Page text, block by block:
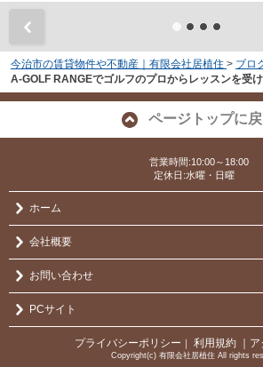
今治市の賃貸物件や不動産｜有限会社居植住 > ブロ
A-GOLF RANGEでゴルフのプロからレッスンを受
ページトップに
営業時間:10:00～18:00
定休日:水曜・日曜
ホーム
会社概要
お問い合わせ
PCサイト
プライバシーポリシー ｜ 利用規約 ｜
Copyright(c) 有限会社居植住 All rights